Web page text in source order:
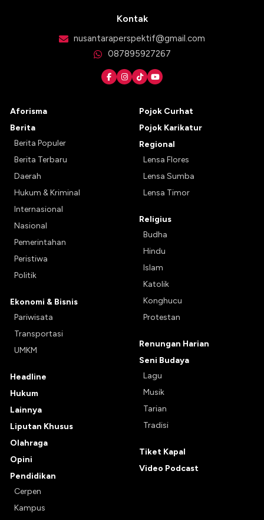
Kontak
nusantaraperspektif@gmail.com
087895927267
Aforisma
Berita
Berita Populer
Berita Terbaru
Daerah
Hukum & Kriminal
Internasional
Nasional
Pemerintahan
Peristiwa
Politik
Ekonomi & Bisnis
Pariwisata
Transportasi
UMKM
Headline
Hukum
Lainnya
Liputan Khusus
Olahraga
Opini
Pendidikan
Cerpen
Kampus
Pojok Curhat
Pojok Karikatur
Regional
Lensa Flores
Lensa Sumba
Lensa Timor
Religius
Budha
Hindu
Islam
Katolik
Konghucu
Protestan
Renungan Harian
Seni Budaya
Lagu
Musik
Tarian
Tradisi
Tiket Kapal
Video Podcast